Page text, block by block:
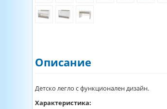
Описание
Детско легло с функционален дизайн.
Характеристика: